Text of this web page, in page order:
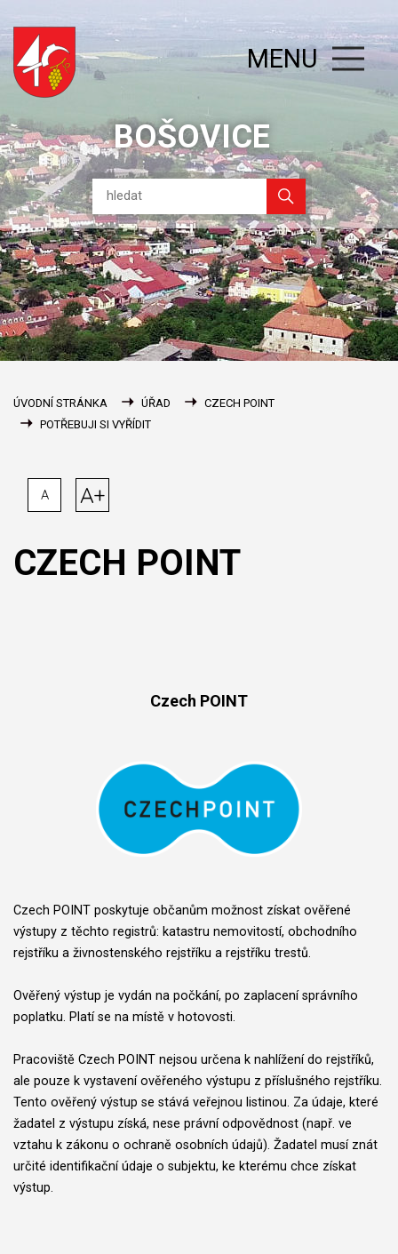
BOŠOVICE
MENU
ÚVODNÍ STRÁNKA ÚŘAD
CZECH POINT
POTŘEBUJI SI VYŘÍDIT
A A+
CZECH POINT
Czech POINT
Czech POINT poskytuje občanům možnost získat ověřené
výstupy z těchto registrů: katastru nemovitostí, obchodního
rejstříku a živnostenského rejstříku a rejstříku trestů.
Ověřený výstup je vydán na počkání, po zaplacení správního
poplatku. Platí se na místě v hotovosti.
Pracoviště Czech POINT nejsou určena k nahlížení do rejstříků,
ale pouze k vystavení ověřeného výstupu z příslušného rejstříku.
Tento ověřený výstup se stává veřejnou listinou. Za údaje, které
žadatel z výstupu získá, nese právní odpovědnost (např. ve
vztahu k zákonu o ochraně osobních údajů). Žadatel musí znát
určité identifikační údaje o subjektu, ke kterému chce získat
výstup.